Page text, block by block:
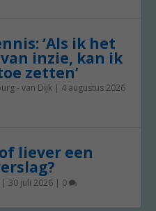
‘Als ik het
inzie, kan ik
zetten’
- van Dijk | 4 augustus 2026
liever een
| 30 juli 2026 | 0